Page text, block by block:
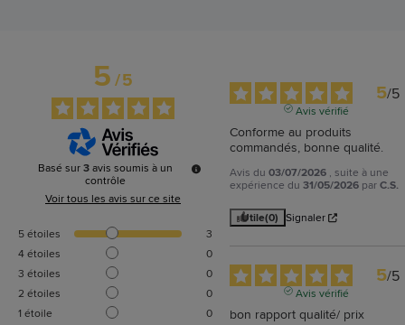
5/5
Basé sur3 avis soumis à un
contrôle
Voir tous les avis sur ce site
5étoiles
3
4étoiles
0
3 étoiles
0
2 étoiles
0
1 étoile 0
5/5
Avis vérifié
Conforme au produits
commandés, bonne qualité.
Avis du03/07/2026 , suite à une
expérience du31/05/2026 parC.S.
Utile(0) Signaler
5/5
Avis vérifié
bon rapport qualité/ prix